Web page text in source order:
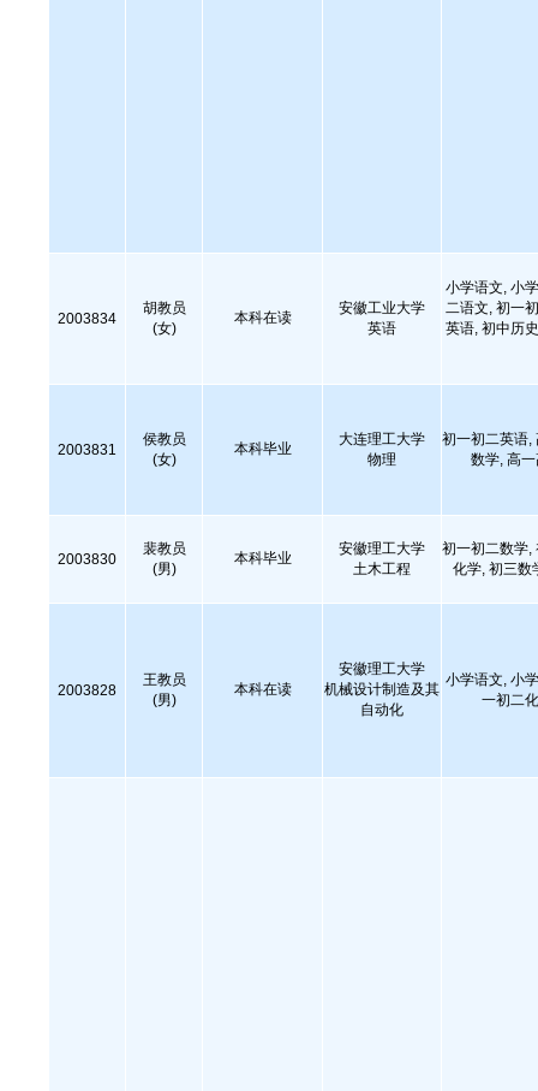
2003834
胡教员
(女)
本科在读
安徽工业大学
英语
小学语文, 小
二语文, 初一
英语, 初中历
2003831
侯教员
(女)
本科毕业
大连理工大学
物理
初一初二英语,
数学, 高
2003830
裴教员
(男)
本科毕业
安徽理工大学
土木工程
初一初二数学,
化学, 初三数
2003828
王教员
(男)
本科在读
安徽理工大学
机械设计制造及其
自动化
小学语文, 小
一初二